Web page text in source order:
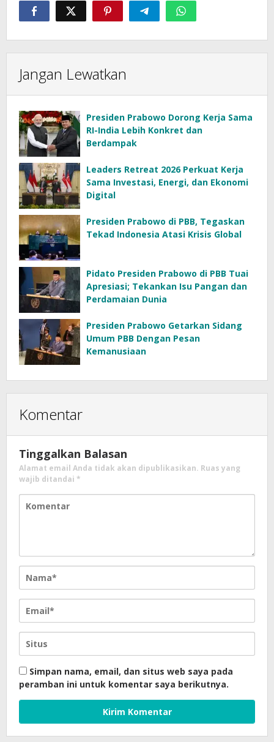
Jangan Lewatkan
Presiden Prabowo Dorong Kerja Sama
RI-India Lebih Konkret dan
Berdampak
Leaders Retreat 2026 Perkuat Kerja
Sama Investasi, Energi, dan Ekonomi
Digital
Presiden Prabowo di PBB, Tegaskan
Tekad Indonesia Atasi Krisis Global
Pidato Presiden Prabowo di PBB Tuai
Apresiasi; Tekankan Isu Pangan dan
Perdamaian Dunia
Presiden Prabowo Getarkan Sidang
Umum PBB Dengan Pesan
Kemanusiaan
Komentar
Tinggalkan Balasan
Alamat email Anda tidak akan dipublikasikan. Ruas yang
wajib ditandai *
Simpan nama, email, dan situs web saya pada
peramban ini untuk komentar saya berikutnya.